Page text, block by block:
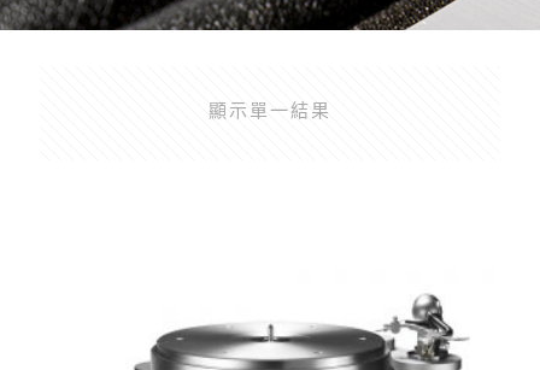
顯示單一結果